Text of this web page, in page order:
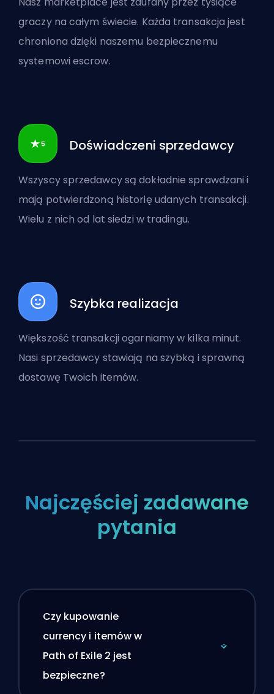
graczy na całym świecie. Każda transakcja jest
chroniona dzięki naszemu bezpiecznemu
systemowi escrow.
Doświadczeni sprzedawcy
Wszyscy sprzedawcy są dokładnie sprawdzani i
mają potwierdzoną historię udanych transakcji.
Wielu z nich od lat siedzi w tradingu.
Szybka realizacja
Większość transakcji ogarniamy w kilka minut.
Nasi sprzedawcy stawiają na szybką i sprawną
dostawę Twoich itemów.
Najczęściej zadawane
pytania
Czy kupowanie
currency i itemów w
Path of Exile 2 jest
bezpieczne?